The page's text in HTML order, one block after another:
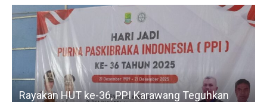
Rayakan HUT ke-36, PPI Karawang Teguhkan